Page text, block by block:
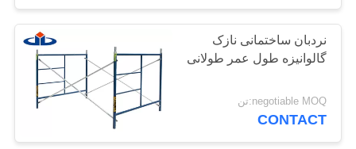
تخته های فلزی
داربست
نردبان ساختمانی نازک
گالوانیزه طول عمر طولانی
negotiable MOQ:تن
CONTACT